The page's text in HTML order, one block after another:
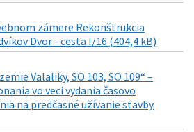
zámere Rekonštrukcia
Dvor - cesta I/16 (404,4 kB)
Valaliky, SO 103, SO 109“ –
vo veci vydania časovo
na predčasné užívanie stavby